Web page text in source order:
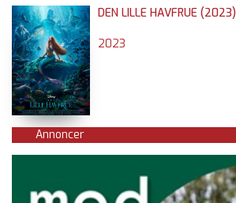
DEN LILLE HAVFRUE (2023)
2023
Annoncer